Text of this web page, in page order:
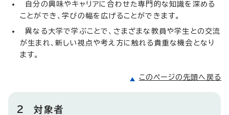
自分の興味やキャリアに合わせた専門的な知識を深める
ことができ、学びの幅を広げることができます。
異なる大学で学ぶことで、さまざまな教員や学生との交流
が生まれ、新しい視点や考え方に触れる貴重な機会となり
ます。
このページの先頭へ戻る
2 対象者